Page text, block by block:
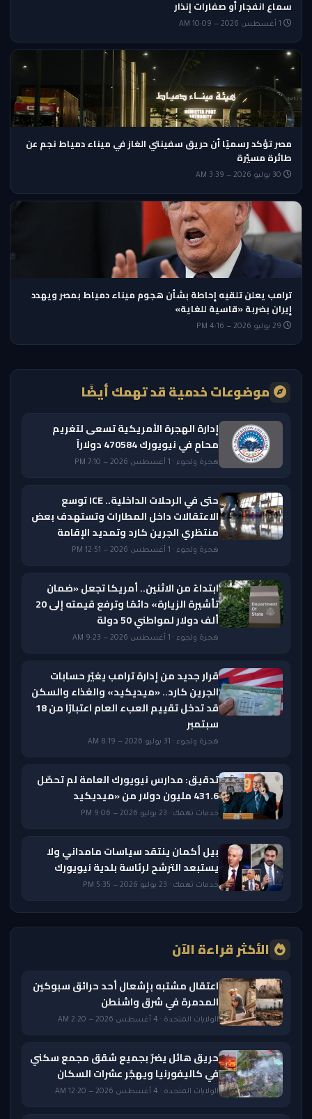
سماع انفجار أو صفارات إنذار
مصر تؤكد رسميًا أن حريق سفينتي الغاز في ميناء دمياط نجم عن
طائرة مسيّرة
ترامب يعلن تلقيه إحاطة بشأن هجوم ميناء دمياط بمصر ويهدد
إيران بضربة «قاسية للغاية»
موضوعات خدمية قد تهمك أيضًا
إدارة الهجرة الأمريكية تسعى لتغريم
محامٍ في نيويورك 470584 دولاراً
هجرة ولجوء · 1 أغسطس 2026 — 7:10 PM
حتى في الرحلات الداخلية.. ICE توسع
الاعتقالات داخل المطارات وتستهدف بعض
منتظري الجرين كارد وتمديد الإقامة
هجرة ولجوء · 1 أغسطس 2026 — 12:51 PM
ابتداءً من الاثنين.. أمريكا تجعل «ضمان
تأشيرة الزيارة» دائمًا وترفع قيمته إلى 20
ألف دولار لمواطني 50 دولة
هجرة ولجوء · 1 أغسطس 2026 — 9:23 AM
قرار جديد من إدارة ترامب يغيّر حسابات
الجرين كارد.. «ميديكيد» والغذاء والسكن
قد تدخل تقييم العبء العام اعتبارًا من 18
سبتمبر
هجرة ولجوء · 31 يوليو 2026 — 8:19 AM
تدقيق: مدارس نيويورك العامة لم تحصّل
431.6 مليون دولار من «ميديكيد
خدمات تهمك · 23 يوليو 2026 — 9:06 PM
بيل أكمان ينتقد سياسات مامداني ولا
يستبعد الترشح لرئاسة بلدية نيويورك
خدمات تهمك · 23 يوليو 2026 — 5:35 PM
الأكثر قراءة الآن
اعتقال مشتبه بإشعال أحد حرائق سبوكين
المدمرة في شرق واشنطن
الولايات المتحدة · 4 أغسطس 2026 — 2:20 AM
حريق هائل يضرّ بجميع شقق مجمع سكني
في كاليفورنيا ويهجّر عشرات السكان
الولايات المتحدة · 4 أغسطس 2026 — 12:20 AM